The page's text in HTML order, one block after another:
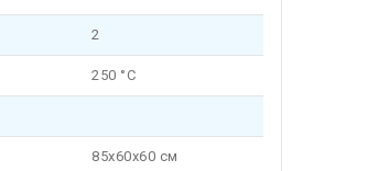
2
250 °C
85x60x60 см